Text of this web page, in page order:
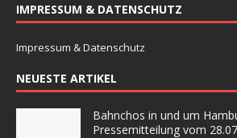
IMPRESSUM & DATENSCHUTZ
Impressum & Datenschutz
NEUESTE ARTIKEL
Bahnchos in und um
Pressemitteilung vom